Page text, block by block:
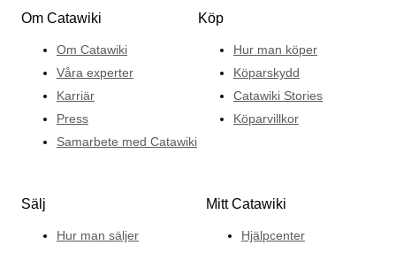
Om Catawiki
Om Catawiki
Våra experter
Karriär
Press
Samarbete med Catawiki
Köp
Hur man köper
Köparskydd
Catawiki Stories
Köparvillkor
Sälj
Hur man säljer
Mitt Catawiki
Hjälpcenter